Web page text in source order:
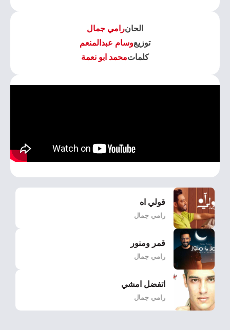
الحانرامي جمال
توزيعوسام عبدالمنعم
كلماتمحمد ابو نعمة
قولي اه
رامي جمال
قمر ومنور
رامي جمال
اتفضل امشي
رامي جمال